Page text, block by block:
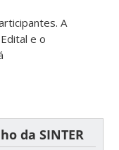
A
e o
da SINTER